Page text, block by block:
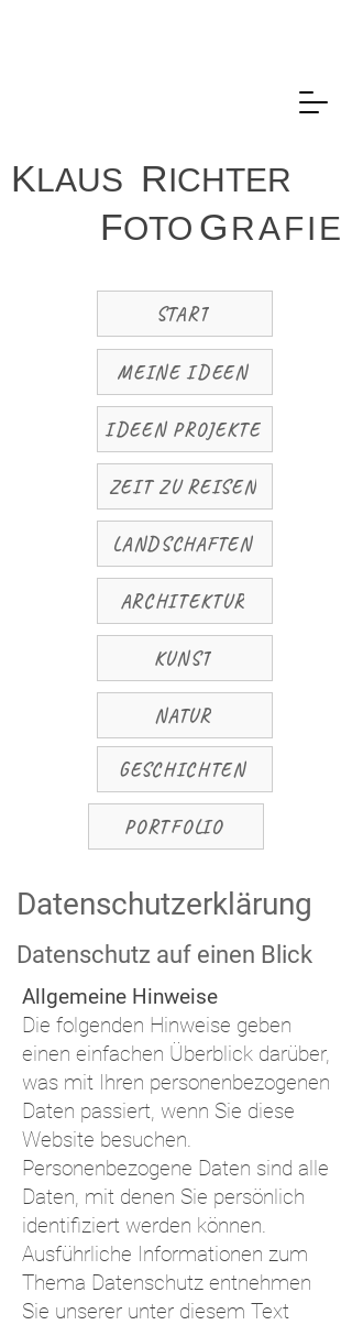
KLAUS RICHTER
START
IDEEN PROJEKTE
MEINE IDEEN
ZEIT ZU REISEN
LANDSCHAFTEN
ARCHITEKTUR
KUNST
NATUR
GESCHICHTEN
FOTO G RAFI E
PORTFOLIO
Datenschutzerklärung
Datenschutz auf einen Blick
Allgemeine Hinweise
Die folgenden Hinweise geben
einen einfachen Überblick darüber,
was mit Ihren personenbezogenen
Daten passiert, wenn Sie diese
Website besuchen.
Personenbezogene Daten sind alle
Daten, mit denen Sie persönlich
identifiziert werden können.
Ausführliche Informationen zum
Thema Datenschutz entnehmen
Sie unserer unter diesem Text